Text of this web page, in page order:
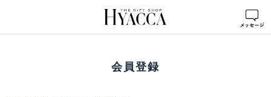
会員登録
会員登録